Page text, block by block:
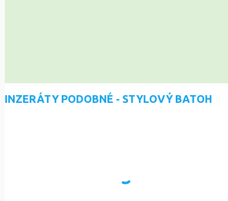
INZERÁTY PODOBNÉ - STYLOVÝ BATOH